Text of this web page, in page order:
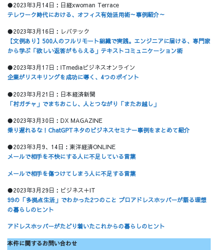
●2023年3月14日：日経xwoman Terrace
テレワーク時代における、オフィス有効活用術～事例紹介～
●2023年3月16日：レバテック
【文例あり】500人のフルリモート組織で実践。エンジニアに届ける、専門家
から学ぶ「欲しい返答がもらえる」テキストコミュニケーション術
●2023年3月17日：ITmediaビジネスオンライン
企業がリスキリングを成功に導く、4つのポイント
●2023年3月21日：日本経済新聞
「村ガチャ」でまちおこし、人とつながり「またお越し」
●2023年3月30日：DX MAGAZINE
乗り遅れるな！ChatGPTネタのビジネスセミナー事例をまとめて紹介
●2023年3月9、14日：東洋経済ONLINE
メールで相手を不快にする人に不足している言葉
メールで相手を傷つけてしまう人に不足する言葉
●2023年3月29日：ビジネス＋IT
99の「多拠点生活」でわかった2つのこと プロアドレスホッパーが語る理想
の暮らしのヒント
アドレスホッパーがたどり着いたこれからの暮らしのヒント
本件に関するお問い合わせ